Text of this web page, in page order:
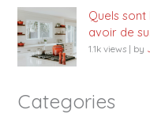
Quels
avoir de
1.1k views | by
Categories